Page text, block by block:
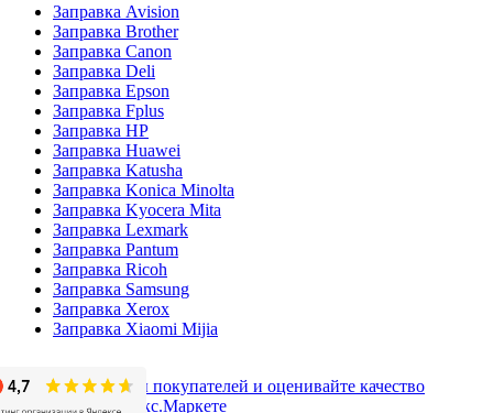
Заправка Avision
Заправка Brother
Заправка Canon
Заправка Deli
Заправка Epson
Заправка Fplus
Заправка HP
Заправка Huawei
Заправка Katusha
Заправка Konica Minolta
Заправка Kyocera Mita
Заправка Lexmark
Заправка Pantum
Заправка Ricoh
Заправка Samsung
Заправка Xerox
Заправка Xiaomi Mijia